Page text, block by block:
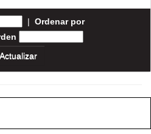
| Ordenar por